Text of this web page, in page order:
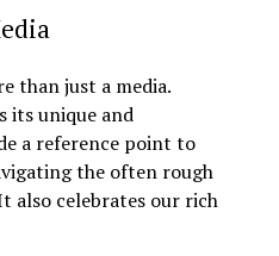
than just a media.
its unique and
a reference point to
the often rough
also celebrates our rich